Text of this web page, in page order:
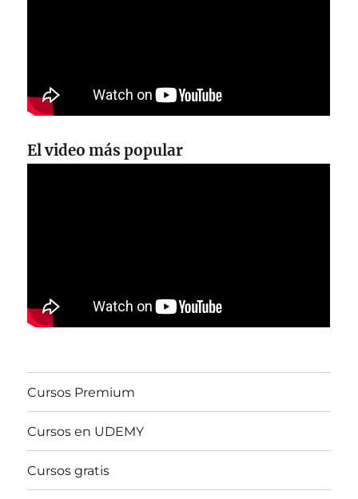
El video más popular
Cursos Premium
Cursos en UDEMY
Cursos gratis